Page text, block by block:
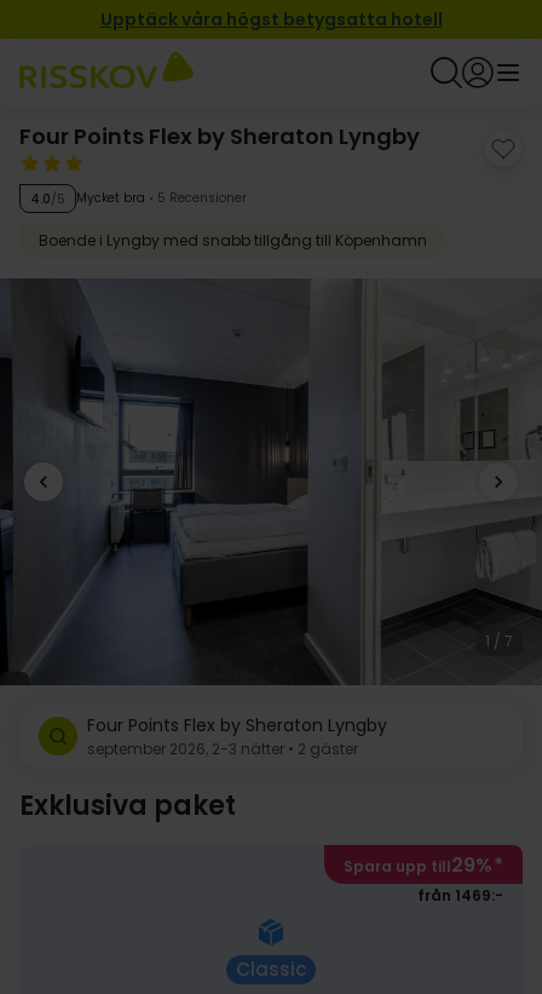
Upptäck våra högst betygsatta hotell
Four Points Flex by Sheraton Lyngby
4.0/5 Mycket bra 5 Recensioner
Boende i Lyngby med snabb tillgång till Köpenhamn
1 / 7
Four Points Flex by Sheraton Lyngby
september 2026, 2-3 nätter • 2 gäster
Exklusiva paket
Spara upp till29%*
från 1469:-
Classic